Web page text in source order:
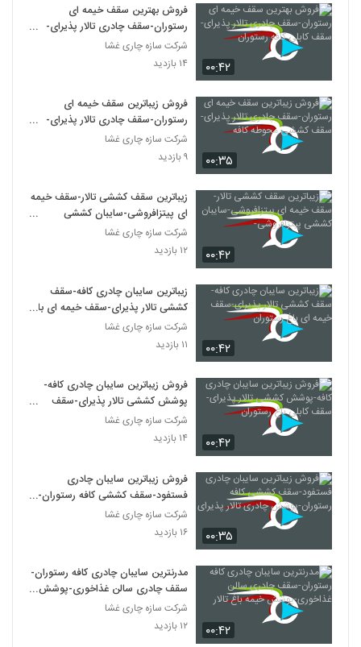
۰۰:۴۲
فروش بهترین سقف خیمه ای
رستوران-سقف چادری تالار پذیرای-
سقف کابلی کافه رستوران
شرکت سازه چاری غشا
۱۴ بازدید
۰۰:۳۵
فروش زیباترین سقف خیمه ای
رستوران-سقف چادری تالار پذیرای-
سقف کششی محوطه کافه
شرکت سازه چاری غشا
۹ بازدید
۰۰:۴۲
زیباترین سقف کششی تالار-سقف خیمه
ای پیتزافروشی-سایبان کششی
پیتزافروشی-
شرکت سازه چاری غشا
۱۲ بازدید
۰۰:۴۲
زیباترین سایبان چادری کافه-سقف
کششی تالار پذیرای-سقف خیمه ای باغ
رستوران
شرکت سازه چاری غشا
۱۱ بازدید
۰۰:۴۲
فروش زیباترین سایبان چادری کافه-
پوشش کششی تالار پذیرای-سقف
کابلی باغ رستوران
شرکت سازه چاری غشا
۱۴ بازدید
۰۰:۳۵
فروش زیباترین سایبان چادری
فستفود-سقف کششی کافه رستوران-
پوشش چادری تالار پذیرای
شرکت سازه چاری غشا
۱۶ بازدید
۰۰:۴۲
مدرنترین سایبان چادری کافه رستوران-
سقف چادری سالن غذاخوری-پوشش
خیمه باغ تالار
شرکت سازه چاری غشا
۱۲ بازدید